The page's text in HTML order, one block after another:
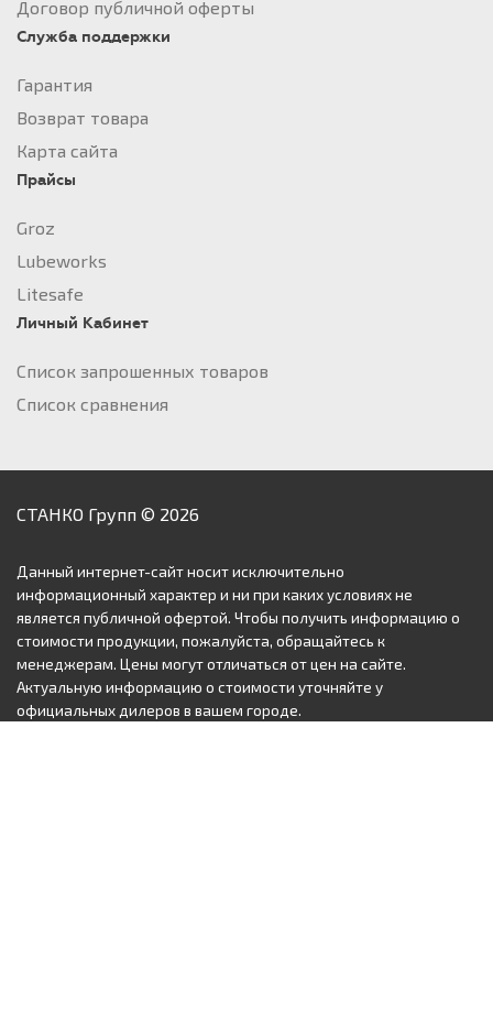
Договор публичной оферты
Служба поддержки
Гарантия
Возврат товара
Карта сайта
Прайсы
Groz
Lubeworks
Litesafe
Личный Кабинет
Список запрошенных товаров
Список сравнения
СТАНКО Групп © 2026
Данный интернет-сайт носит исключительно
информационный характер и ни при каких условиях не
является публичной офертой. Чтобы получить информацию о
стоимости продукции, пожалуйста, обращайтесь к
менеджерам. Цены могут отличаться от цен на сайте.
Актуальную информацию о стоимости уточняйте у
официальных дилеров в вашем городе.